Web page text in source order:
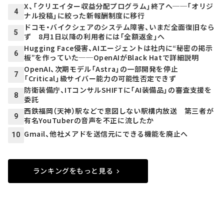
4
X、「クリエイター収益分配プログラム」終了へ──「オリジ
ナル投稿」に絞った新報酬制度に移行
5
ドコモ・バイクシェアのシステム障害、いまだ全面復旧なら
ず 8月1日以降の利用者には「全額返金」へ
6
Hugging Face侵害、AIエージェントは社内に“秘密の掲示
板”を作っていた──OpenAIがBlack Hatで詳細説明
7
OpenAI、次期モデル「Astra」の一部開発を停止
「Critical」級サイバー能力の可能性否定できず
8
防衛装備庁、ITコンサルSHIFTに「AI装備品」の審査支援を
委託
9
西鉄福岡（天神）駅などで意図しない駅構内放送 第三者が
有名YouTuberの音声を不正に流したか
10 Gmail、他社メアドを送信元にできる機能を廃止へ
ランキングをもっと見る